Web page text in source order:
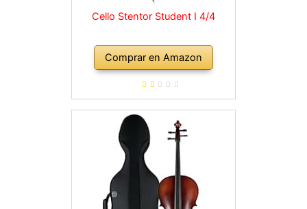
Cello Stentor Student I 4/4
Comprar en Amazon